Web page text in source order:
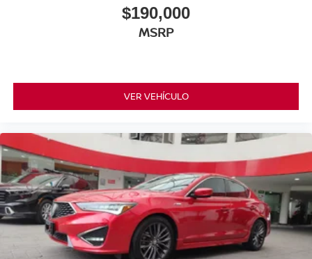
$190,000
MSRP
VER VEHÍCULO